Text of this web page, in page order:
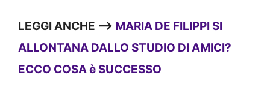
LEGGI ANCHE —-> MARIA DE FILIPPI SI
ALLONTANA DALLO STUDIO DI AMICI?
ECCO COSA è SUCCESSO